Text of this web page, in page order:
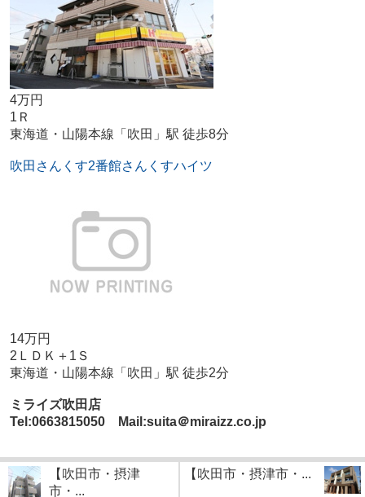
4万円
1Ｒ
東海道・山陽本線「吹田」駅 徒歩8分
吹田さんくす2番館さんくすハイツ
14万円
2ＬＤＫ＋1Ｓ
東海道・山陽本線「吹田」駅 徒歩2分
ミライズ吹田店
Tel:0663815050 Mail:suita＠miraizz.co.jp
【吹田市・摂津
市・...
【吹田市・摂津市・...